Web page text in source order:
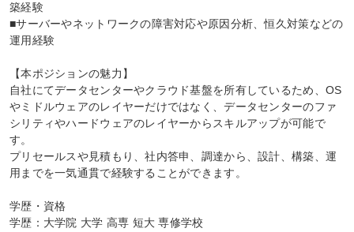
築経験
■サーバーやネットワークの障害対応や原因分析、恒久対策などの
運用経験
【本ポジションの魅力】
自社にてデータセンターやクラウド基盤を所有しているため、OS
やミドルウェアのレイヤーだけではなく、データセンターのファ
シリティやハードウェアのレイヤーからスキルアップが可能で
す。
プリセールスや見積もり、社内答申、調達から、設計、構築、運
用までを一気通貫で経験することができます。
学歴・資格
学歴：大学院 大学 高専 短大 専修学校